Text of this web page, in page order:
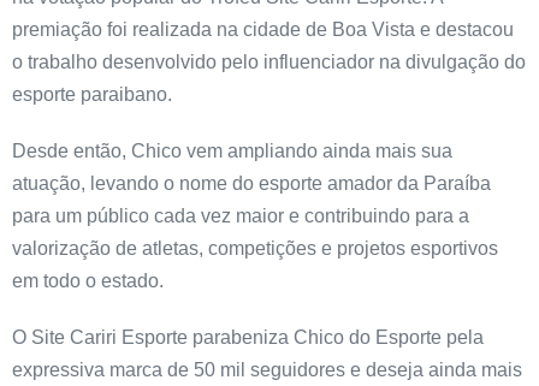
premiação foi realizada na cidade de Boa Vista e destacou
o trabalho desenvolvido pelo influenciador na divulgação do
esporte paraibano.
Desde então, Chico vem ampliando ainda mais sua
atuação, levando o nome do esporte amador da Paraíba
para um público cada vez maior e contribuindo para a
valorização de atletas, competições e projetos esportivos
em todo o estado.
O Site Cariri Esporte parabeniza Chico do Esporte pela
expressiva marca de 50 mil seguidores e deseja ainda mais